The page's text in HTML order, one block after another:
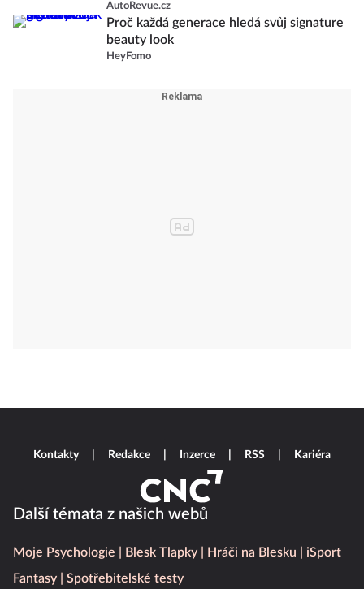
AutoRevue.cz
Proč každá generace hledá svůj signature
beauty look
HeyFomo
Další témata z našich webů
Moje Psychologie Blesk Tlapky Hráči na Blesku
iSport
Fantasy
Spotřebitelské testy
Kontakty Redakce Inzerce RSS Kariéra